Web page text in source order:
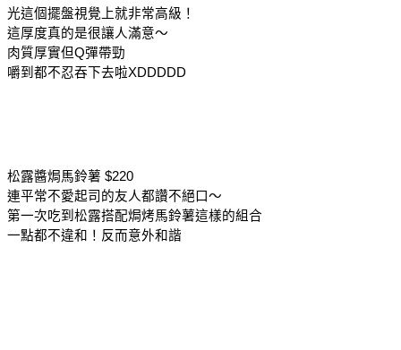
光這個擺盤視覺上就非常高級！
這厚度真的是很讓人滿意～
肉質厚實但Q彈帶勁
嚼到都不忍吞下去啦XDDDDD
松露醬焗馬鈴薯 $220
連平常不愛起司的友人都讚不絕口～
第一次吃到松露搭配焗烤馬鈴薯這樣的組合
一點都不違和！反而意外和諧